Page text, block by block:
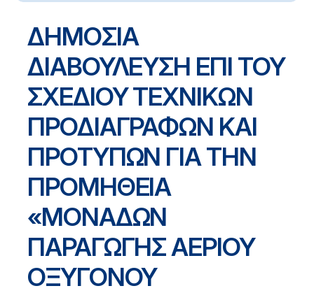
ΔΗΜΟΣΙΑ
ΔΙΑΒΟΥΛΕΥΣΗ ΕΠΙ ΤΟΥ
ΣΧΕΔΙΟΥ ΤΕΧΝΙΚΩΝ
ΠΡΟΔΙΑΓΡΑΦΩΝ ΚΑΙ
ΠΡΟΤΥΠΩΝ ΓΙΑ ΤΗΝ
ΠΡΟΜΗΘΕΙΑ
«ΜΟΝΑΔΩΝ
ΠΑΡΑΓΩΓΗΣ ΑΕΡΙΟΥ
ΟΞΥΓΟΝΟΥ